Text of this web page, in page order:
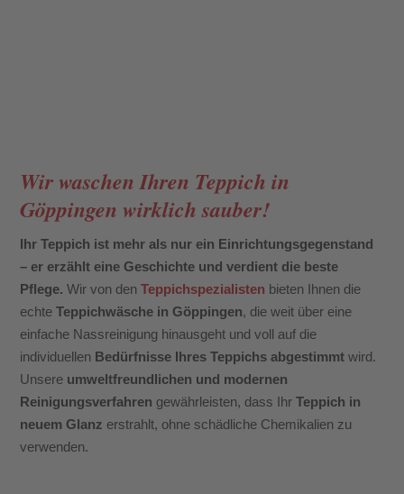
Wir waschen Ihren Teppich in
Göppingen wirklich sauber!
Ihr Teppich ist mehr als nur ein Einrichtungsgegenstand
– er erzählt eine Geschichte und verdient die beste
Pflege. Wir von denTeppichspezialisten bieten Ihnen die
echteTeppichwäsche in Göppingen, die weit über eine
einfache Nassreinigung hinausgeht und voll auf die
individuellen Bedürfnisse Ihres Teppichs abgestimmt wird.
Unsere umweltfreundlichen und modernen
Reinigungsverfahren gewährleisten, dass IhrTeppich in
neuem Glanz erstrahlt, ohne schädliche Chemikalien zu
verwenden.